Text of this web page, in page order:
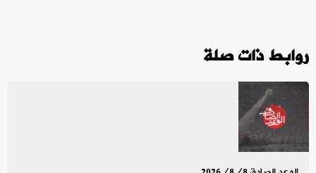
روابط ذات صلة